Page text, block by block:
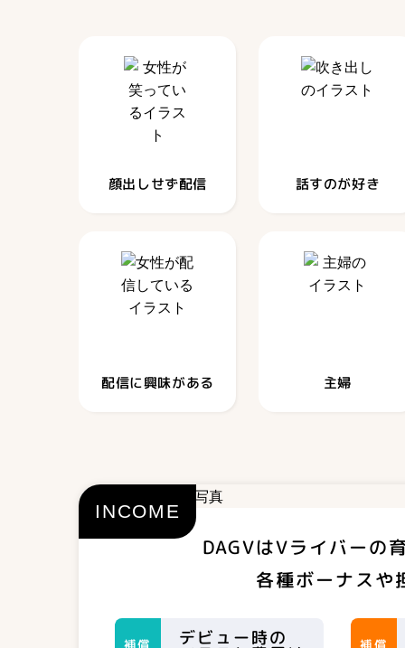
顔出しせず配信 話すのが好き
配信に興味がある 主婦
DAGVはVライバーの
各種ボーナスや
補償 デビュー時の 補償